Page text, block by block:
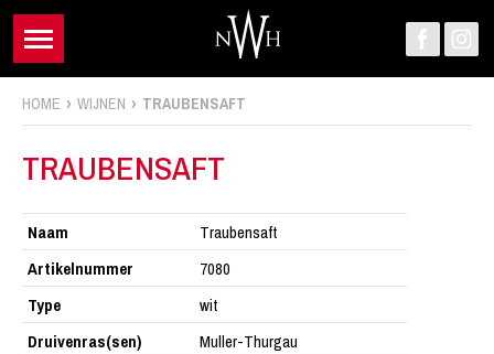
HOME WIJNEN TRAUBENSAFT
TRAUBENSAFT
Naam
Traubensaft
Artikelnummer
7080
Type
wit
Druivenras(sen)
Muller-Thurgau